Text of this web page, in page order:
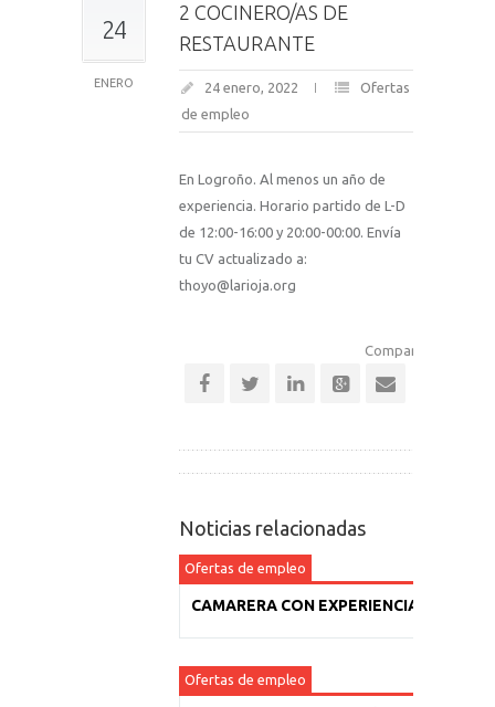
24
ENERO
2 COCINERO/AS DE
RESTAURANTE
24 enero, 2022
Ofertas
de empleo
En Logroño. Al menos un año de
experiencia. Horario partido de L-D
de 12:00-16:00 y 20:00-00:00. Envía
tu CV actualizado a:
thoyo@larioja.org
Comparte esta
Noticias relacionadas
Ofertas de empleo
CAMARERA CON EXPERIENCIA
Ofertas de empleo